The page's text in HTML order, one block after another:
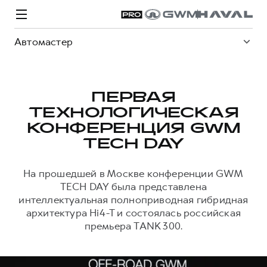
Автомастер
Модели
H5
Покупателям
Автомобили в наличии
Конфигуратор HAVAL
Аксессуары HAVAL
Владельцам
Все о сервисе
Запись на сервис
Моторное масло
Спецпредложения
Покупателям
Владельцам
О дилере
Новости
ИНФОРМАЦИЯ О ДИЛЕРЕ
ПЕРВАЯ
ТЕХНОЛОГИЧЕСКАЯ
КОНФЕРЕНЦИЯ GWM
TECH DAY
На прошедшей в Москве конференции GWM
TECH DAY была представлена
интеллектуальная полноприводная гибридная
архитектура Hi4-T и состоялась российская
премьера TANK 300.